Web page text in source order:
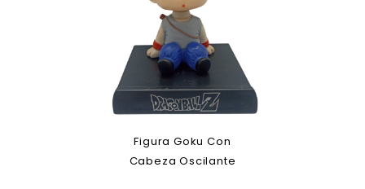
Figura Goku Con
Cabeza Oscilante